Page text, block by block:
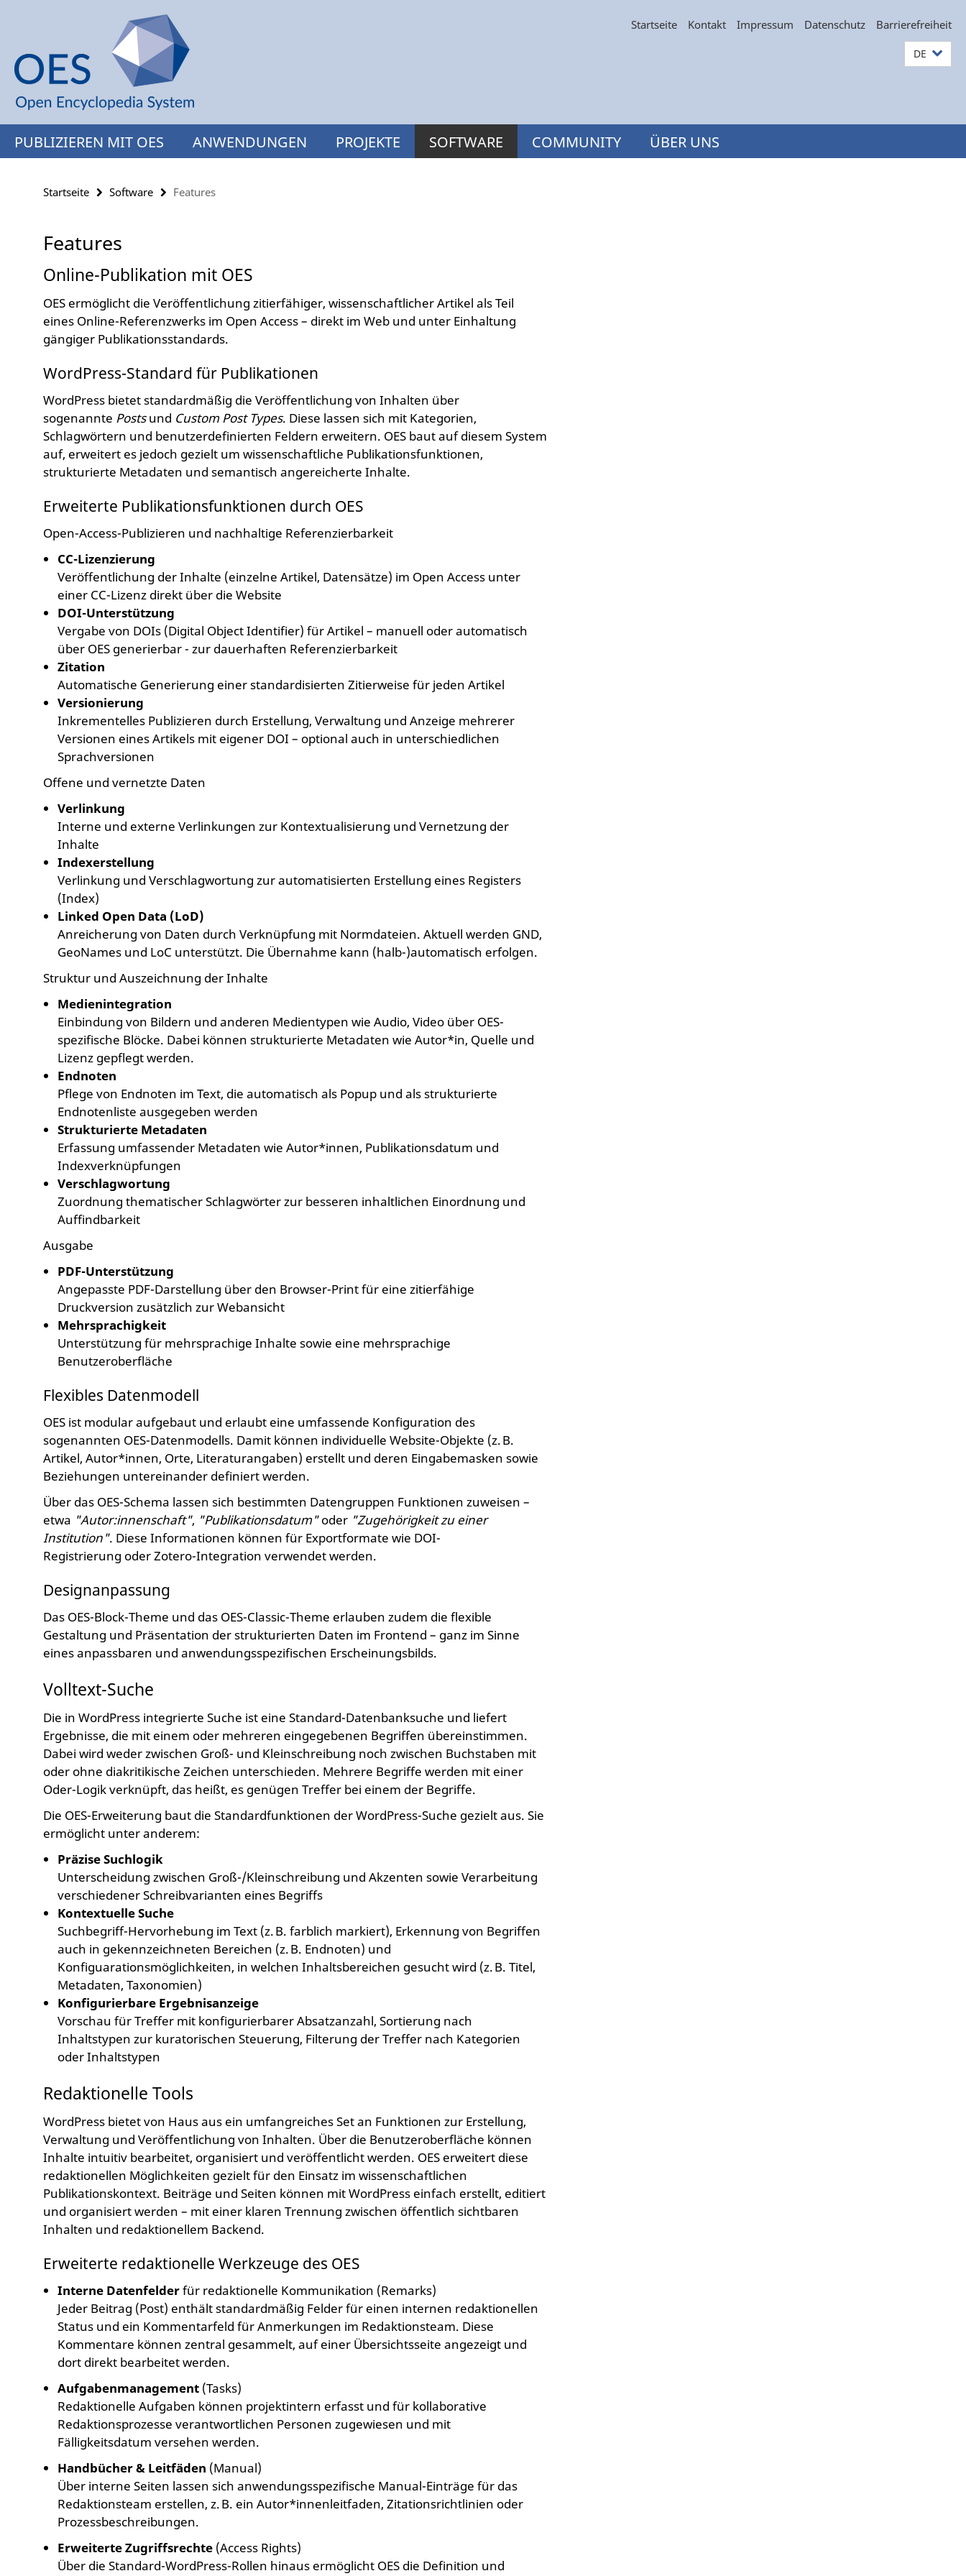
Inhalt
Startseite Kontakt Impressum Datenschutz Barrierefreiheit
DE
PUBLIZIEREN MIT OES ANWENDUNGEN PROJEKTE SOFTWARE COMMUNITY ÜBER UNS
Startseite Software Features
Features
Online-Publikation mit OES
OES ermöglicht die Veröffentlichung zitierfähiger, wissenschaftlicher Artikel als Teil
eines Online-Referenzwerks im Open Access – direkt im Web und unter Einhaltung
gängiger Publikationsstandards.
WordPress-Standard für Publikationen
WordPress bietet standardmäßig die Veröffentlichung von Inhalten über
sogenannte Postsund Custom Post Types. Diese lassen sich mit Kategorien,
Schlagwörtern und benutzerdefinierten Feldern erweitern. OES baut auf diesem System
auf, erweitert es jedoch gezielt um wissenschaftliche Publikationsfunktionen,
strukturierte Metadaten und semantisch angereicherte Inhalte.
Erweiterte Publikationsfunktionen durch OES
Open-Access-Publizieren und nachhaltige Referenzierbarkeit
CC-Lizenzierung
Veröffentlichung der Inhalte (einzelne Artikel, Datensätze) im Open Access unter
einer CC-Lizenz direkt über die Website
DOI-Unterstützung
Vergabe von DOIs (Digital Object Identifier) für Artikel – manuell oder automatisch
über OES generierbar - zur dauerhaften Referenzierbarkeit
Zitation
Automatische Generierung einer standardisierten Zitierweise für jeden Artikel
Versionierung
Inkrementelles Publizieren durch Erstellung, Verwaltung und Anzeige mehrerer
Versionen eines Artikels mit eigener DOI – optional auch in unterschiedlichen
Sprachversionen
Offene und vernetzte Daten
Verlinkung
Interne und externe Verlinkungen zur Kontextualisierung und Vernetzung der
Inhalte
Indexerstellung
Verlinkung und Verschlagwortung zur automatisierten Erstellung eines Registers
(Index)
Linked Open Data (LoD)
Anreicherung von Daten durch Verknüpfung mit Normdateien. Aktuell werden GND,
GeoNames und LoC unterstützt. Die Übernahme kann (halb-)automatisch erfolgen.
Struktur und Auszeichnung der Inhalte
Medienintegration
Einbindung von Bildern und anderen Medientypen wie Audio, Video über OES-
spezifische Blöcke. Dabei können strukturierte Metadaten wie Autor*in, Quelle und
Lizenz gepflegt werden.
Endnoten
Pflege von Endnoten im Text, die automatisch als Popup und als strukturierte
Endnotenliste ausgegeben werden
Strukturierte Metadaten
Erfassung umfassender Metadaten wie Autor*innen, Publikationsdatum und
Indexverknüpfungen
Verschlagwortung
Zuordnung thematischer Schlagwörter zur besseren inhaltlichen Einordnung und
Auffindbarkeit
Ausgabe
PDF-Unterstützung
Angepasste PDF-Darstellung über den Browser-Print für eine zitierfähige
Druckversion zusätzlich zur Webansicht
Mehrsprachigkeit
Unterstützung für mehrsprachige Inhalte sowie eine mehrsprachige
Benutzeroberfläche
Flexibles Datenmodell
OES ist modular aufgebaut und erlaubt eine umfassende Konfiguration des
sogenannten OES-Datenmodells. Damit können individuelle Website-Objekte (z. B.
Artikel, Autor*innen, Orte, Literaturangaben) erstellt und deren Eingabemasken sowie
Beziehungen untereinander definiert werden.
Über das OES-Schema lassen sich bestimmten Datengruppen Funktionen zuweisen –
etwa "Autor:innenschaft", "Publikationsdatum"oder "Zugehörigkeit zu einer
Institution". Diese Informationen können für Exportformate wie DOI-
Registrierung oder Zotero-Integration verwendet werden.
Designanpassung
Das OES-Block-Theme und das OES-Classic-Theme erlauben zudem die flexible
Gestaltung und Präsentation der strukturierten Daten im Frontend – ganz im Sinne
eines anpassbaren und anwendungsspezifischen Erscheinungsbilds.
Volltext-Suche
Die in WordPress integrierte Suche ist eine Standard-Datenbanksuche und liefert
Ergebnisse, die mit einem oder mehreren eingegebenen Begriffen übereinstimmen.
Dabei wird weder zwischen Groß- und Kleinschreibung noch zwischen Buchstaben mit
oder ohne diakritikische Zeichen unterschieden. Mehrere Begriffe werden mit einer
Oder-Logik verknüpft, das heißt, es genügen Treffer bei einem der Begriffe.
Die OES-Erweiterung baut die Standardfunktionen der WordPress-Suche gezielt aus. Sie
ermöglicht unter anderem:
Präzise Suchlogik
Unterscheidung zwischen Groß-/Kleinschreibung und Akzenten sowie Verarbeitung
verschiedener Schreibvarianten eines Begriffs
Kontextuelle Suche
Suchbegriff-Hervorhebung im Text (z. B. farblich markiert), Erkennung von Begriffen
auch in gekennzeichneten Bereichen (z. B. Endnoten) und
Konfiguarationsmöglichkeiten, in welchen Inhaltsbereichen gesucht wird (z. B. Titel,
Metadaten, Taxonomien)
Konfigurierbare Ergebnisanzeige
Vorschau für Treffer mit konfigurierbarer Absatzanzahl, Sortierung nach
Inhaltstypen zur kuratorischen Steuerung, Filterung der Treffer nach Kategorien
oder Inhaltstypen
Redaktionelle Tools
WordPress bietet von Haus aus ein umfangreiches Set an Funktionen zur Erstellung,
Verwaltung und Veröffentlichung von Inhalten. Über die Benutzeroberfläche können
Inhalte intuitiv bearbeitet, organisiert und veröffentlicht werden. OES erweitert diese
redaktionellen Möglichkeiten gezielt für den Einsatz im wissenschaftlichen
Publikationskontext. Beiträge und Seiten können mit WordPress einfach erstellt, editiert
und organisiert werden – mit einer klaren Trennung zwischen öffentlich sichtbaren
Inhalten und redaktionellem Backend.
Erweiterte redaktionelle Werkzeuge des OES
Interne Datenfelderfür redaktionelle Kommunikation (Remarks)
Jeder Beitrag (Post) enthält standardmäßig Felder für einen internen redaktionellen
Status und ein Kommentarfeld für Anmerkungen im Redaktionsteam. Diese
Kommentare können zentral gesammelt, auf einer Übersichtsseite angezeigt und
dort direkt bearbeitet werden.
Aufgabenmanagement (Tasks)
Redaktionelle Aufgaben können projektintern erfasst und für kollaborative
Redaktionsprozesse verantwortlichen Personen zugewiesen und mit
Fälligkeitsdatum versehen werden.
Handbücher & Leitfäden (Manual)
Über interne Seiten lassen sich anwendungsspezifische Manual-Einträge für das
Redaktionsteam erstellen, z. B. ein Autor*innenleitfaden, Zitationsrichtlinien oder
Prozessbeschreibungen.
Erweiterte Zugriffsrechte (Access Rights)
Über die Standard-WordPress-Rollen hinaus ermöglicht OES die Definition und